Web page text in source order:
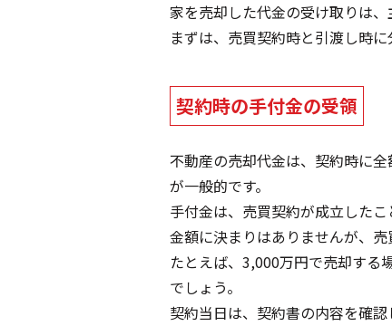
家を売却した代金の受け取りは、
まずは、売買契約時と引渡し時
契約時の手付金の受領
不動産の売却代金は、契約時に
が一般的です。
手付金は、売買契約が成立した
金額に決まりはありませんが、売
たとえば、3,000万円で売却する
でしょう。
契約当日は、契約書の内容を確